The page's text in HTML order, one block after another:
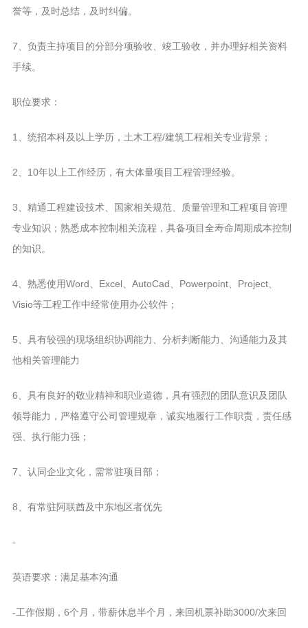
誉等，及时总结，及时纠偏。
7、负责主持项目的分部分项验收、竣工验收，并办理好相关资料
手续。
职位要求：
1、统招本科及以上学历，土木工程/建筑工程相关专业背景；
2、10年以上工作经历，有大体量项目工程管理经验。
3、精通工程建设技术、国家相关规范、质量管理和工程项目管理
专业知识；熟悉成本控制相关流程，具备项目全寿命周期成本控制
的知识。
4、熟悉使用Word、Excel、AutoCad、Powerpoint、Project、
Visio等工程工作中经常使用办公软件；
5、具有较强的现场组织协调能力、分析判断能力、沟通能力及其
他相关管理能力
6、具有良好的敬业精神和职业道德，具有强烈的团队意识及团队
领导能力，严格遵守公司管理规章，诚实地履行工作职责，责任感
强、执行能力强；
7、认同企业文化，需常驻项目部；
8、有常驻阿联酋及中东地区者优先
-
英语要求：满足基本沟通
-工作假期，6个月，带薪休息半个月，来回机票补助3000/次来回